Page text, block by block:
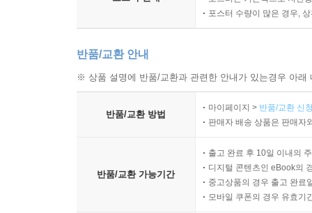
포스터 수량이 많은 경우,
반품/교환 안내
※ 상품 설명에 반품/교환과 관련한 안내가 있는경우 아
반품/교환 방법
마이페이지 > 반품/교환 신
판매자 배송 상품은 판매자
반품/교환 가능기간
출고 완료 후 10일 이내의
디지털 콘텐츠인 eBook의
중고상품의 경우 출고 완료
모바일 쿠폰의 경우 유효기